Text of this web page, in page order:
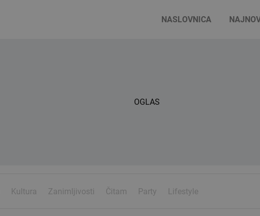
NASLOVNICA
OGLAS
Kultura Zanimljivosti Čitam Party Lifestyle